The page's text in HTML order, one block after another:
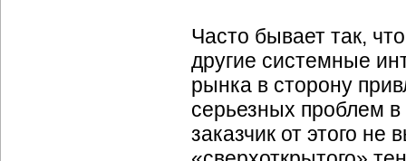
Часто бывает так,
другие системные
рынка в сторону
серьезных проблем
заказчик от этого не